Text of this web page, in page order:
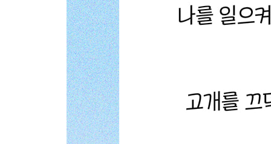
작은 존재일지라도 꼭 필요한 사람
모두가 나의 탓이자 나의 것이다
PART 2. 그럼에도 빛이 있다고, 그러므로 아침이
흔들리는 건 당연한 일이다
너무 웅크리고 있지 말자
후회되는 때가 새로운 시작의 단계이기도 하다
아픔도, 행복도 모두 내 선택이다
열심히만 하기보다는 더 멀리 더 길게 보자